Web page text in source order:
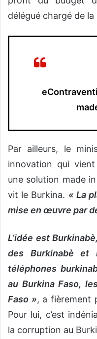
délégué chargé de
Par ailleurs, le
innovation qui
une solution made
vit le Burkina. « La
mise en œuvre par
L’idée est
des Burkinabè et
téléphones
au Burkina Faso,
Faso », a fièrement
Pour lui, c’est
la corruption au